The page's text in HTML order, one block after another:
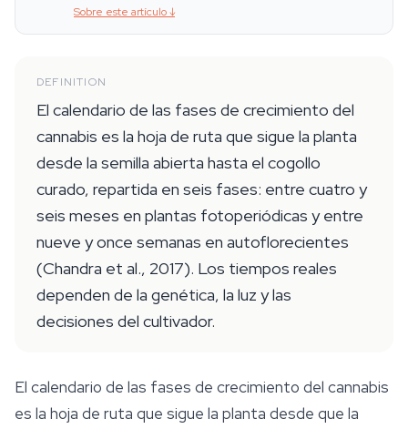
Sobre este artículo↓
DEFINITION
El calendario de las fases de crecimiento del
cannabis es la hoja de ruta que sigue la planta
desde la semilla abierta hasta el cogollo
curado, repartida en seis fases: entre cuatro y
seis meses en plantas fotoperiódicas y entre
nueve y once semanas en autoflorecientes
(Chandra et al., 2017). Los tiempos reales
dependen de la genética, la luz y las
decisiones del cultivador.
El calendario de las fases de crecimiento del cannabis
es la hoja de ruta que sigue la planta desde que la